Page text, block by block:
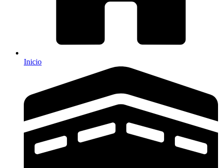
Inicio